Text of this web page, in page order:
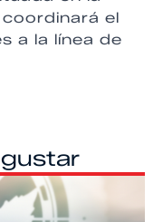
el
a la línea de